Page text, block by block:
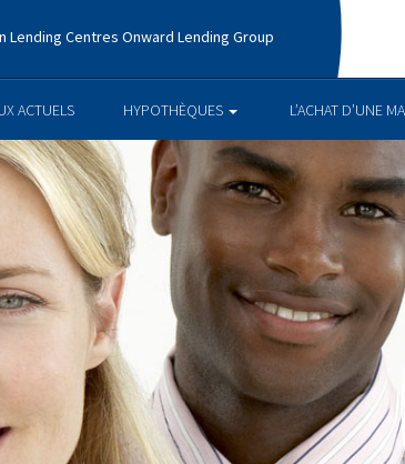
Lending Centres Onward Lending Group
ACTUELS HYPOTHÈQUES L’ACHAT D’UNE